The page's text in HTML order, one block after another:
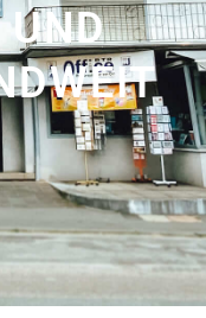
UND